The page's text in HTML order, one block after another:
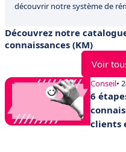
découvrir notre système de
Découvrez notre
connaissances (KM)
Voir
Conseil•
6
clients